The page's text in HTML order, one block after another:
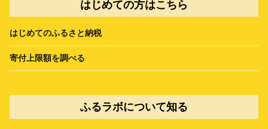
はじめての方はこちら
はじめてのふるさと納税
寄付上限額を調べる
ふるラボについて知る